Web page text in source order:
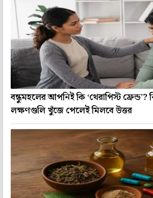
বন্ধুমহলের আপনিই কি ‘থেরাপিস্ট
লক্ষণগুলি খুঁজে পেলেই মিলবে উত্তর